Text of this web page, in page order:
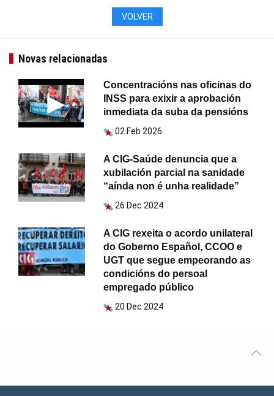
VOLVER
Novas relacionadas
Concentracións nas oficinas do
INSS para exixir a aprobación
inmediata da suba da pensións
02 Feb 2026
A CIG-Saúde denuncia que a
xubilación parcial na sanidade
“aínda non é unha realidade”
26 Dec 2024
A CIG rexeita o acordo unilateral
do Goberno Español, CCOO e
UGT que segue empeorando as
condicións do persoal
empregado público
20 Dec 2024